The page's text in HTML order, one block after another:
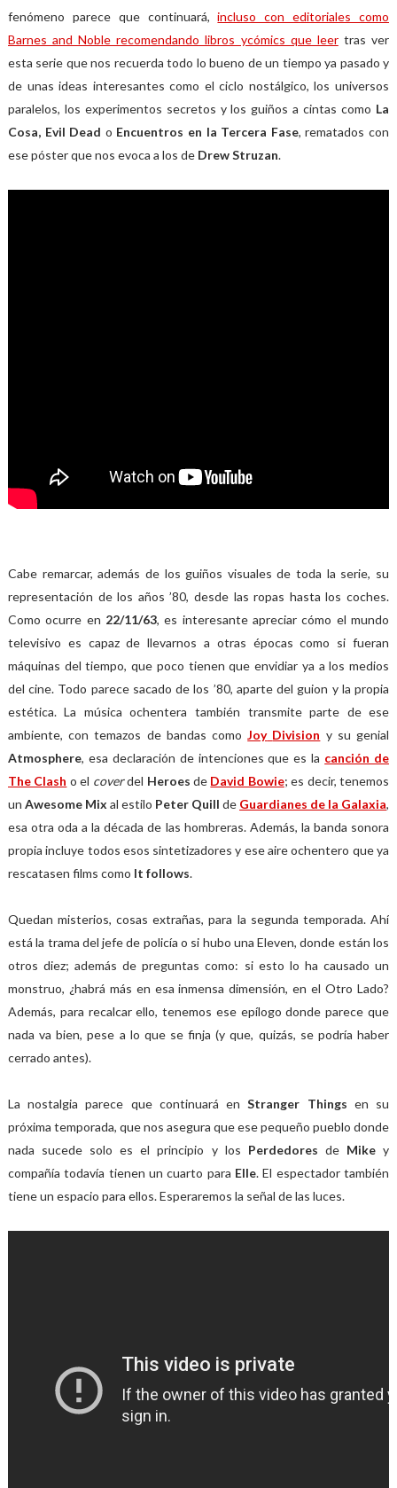
fenómeno parece que continuará,incluso con editoriales como
Barnes and Noble recomendando libros ycómics que leertras ver
esta serie que nos recuerda todo lo bueno de un tiempo ya pasado y
de unas ideas interesantes como el ciclo nostálgico, los universos
paralelos, los experimentos secretos y los guiños a cintas como La
Cosa, Evil Dead o Encuentros en la Tercera Fase, rematados con
ese póster que nos evoca a los de Drew Struzan.
Cabe remarcar, además de los guiños visuales de toda la serie, su
representación de los años ’80, desde las ropas hasta los coches.
Como ocurre en 22/11/63, es interesante apreciar cómo el mundo
televisivo es capaz de llevarnos a otras épocas como si fueran
máquinas del tiempo, que poco tienen que envidiar ya a los medios
del cine. Todo parece sacado de los ’80, aparte del guion y la propia
estética. La música ochentera también transmite parte de ese
ambiente, con temazos de bandas comoJoy Division y su genial
Atmosphere, esa declaración de intenciones que es la canción de
The Clash o el coverdel Heroes de David Bowie; es decir, tenemos
un Awesome Mix al estilo Peter Quill de Guardianes de la Galaxia,
esa otra oda a la década de las hombreras. Además, la banda sonora
propia incluye todos esos sintetizadores y ese aire ochentero que ya
rescatasen films como It follows.
Quedan misterios, cosas extrañas, para la segunda temporada. Ahí
está la trama del jefe de policía o si hubo una Eleven, donde están los
otros diez; además de preguntas como: si esto lo ha causado un
monstruo, ¿habrá más en esa inmensa dimensión, en el Otro Lado?
Además, para recalcar ello, tenemos ese epílogo donde parece que
nada va bien, pese a lo que se finja (y que, quizás, se podría haber
cerrado antes).
La nostalgia parece que continuará enStranger Things en su
próxima temporada, que nos asegura que ese pequeño pueblo donde
nada sucede solo es el principio y los Perdedores de Mikey
compañía todavía tienen un cuarto para Elle. El espectador también
tiene un espacio para ellos. Esperaremos la señal de las luces.